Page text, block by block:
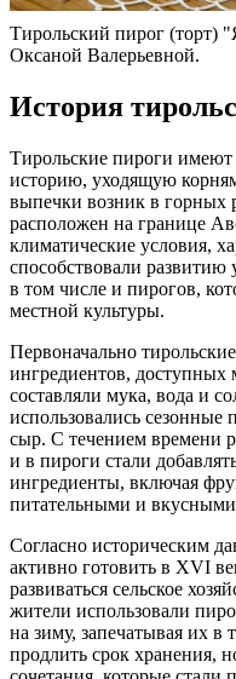
Тирольский пирог (торт)
Оксаной Валерьевной.
История
Тирольские пироги
историю, уходящую
выпечки возник в горных
расположен на границе
климатические условия,
способствовали
в том числе и пирогов,
местной культуры.
Первоначально
ингредиентов, доступных
составляли мука, вода и
использовались
сыр. С течением времени
и в пироги стали
ингредиенты, включая
питательными и
Согласно историческим
активно готовить в XVI
развиваться сельское
жители использовали
на зиму, запечатывая их в
продлить срок хранения,